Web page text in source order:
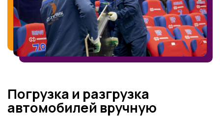
Погрузка и разгрузка
автомобилей вручную